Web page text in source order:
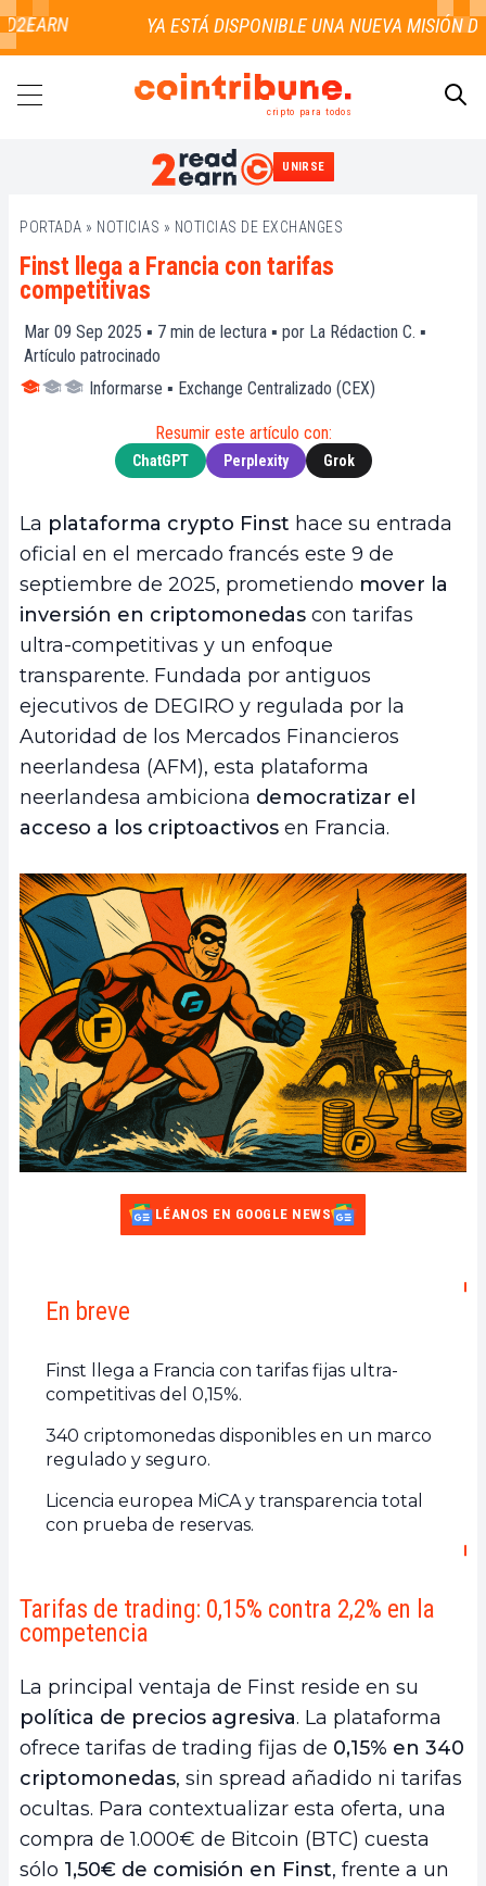
cripto para todos
UNIRSE
PORTADA » NOTICIAS » NOTICIAS DE EXCHANGES
Finst llega a Francia con tarifas
competitivas
Mar 09 Sep 2025 ▪ 7 min de lectura ▪ por La Rédaction C. ▪
Artículo patrocinado
Informarse ▪ Exchange Centralizado (CEX)
Resumir este artículo con:
ChatGPT Perplexity Grok
La plataforma crypto Finst hace su entrada
oficial en el mercado francés este 9 de
septiembre de 2025, prometiendo mover la
inversión en criptomonedas con tarifas
ultra-competitivas y un enfoque
transparente. Fundada por antiguos
ejecutivos de DEGIRO y regulada por la
Autoridad de los Mercados Financieros
neerlandesa (AFM), esta plataforma
neerlandesa ambiciona democratizar el
acceso a los criptoactivos en Francia.
LÉANOS EN GOOGLE NEWS
En breve
Finst llega a Francia con tarifas fijas ultra-
competitivas del 0,15%.
340 criptomonedas disponibles en un marco
regulado y seguro.
Licencia europea MiCA y transparencia total
con prueba de reservas.
Tarifas de trading: 0,15% contra 2,2% en la
competencia
La principal ventaja de Finst reside en su
política de precios agresiva. La plataforma
ofrece tarifas de trading fijas de 0,15% en 340
criptomonedas, sin spread añadido ni tarifas
ocultas. Para contextualizar esta oferta, una
compra de 1.000€ de Bitcoin (BTC) cuesta
sólo 1,50€ de comisión en Finst, frente a un